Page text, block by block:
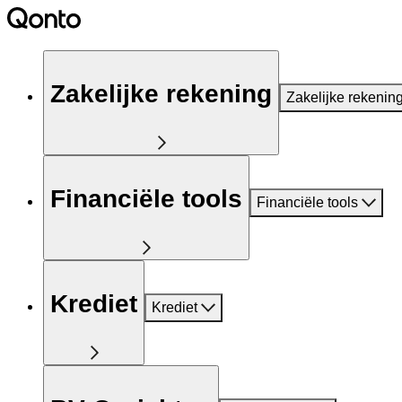
Zakelijke rekening Zakelijke
Financiële tools Financiële tools
Krediet Krediet